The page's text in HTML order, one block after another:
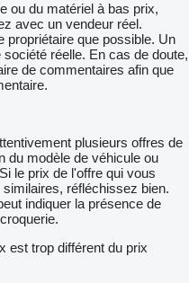
ou du matériel à bas prix,
avec un vendeur réel.
propriétaire que possible. Un
réelle. En cas de doute,
de commentaires afin que
plusieurs offres de
du modèle de véhicule ou
le prix de l'offre qui vous
réfléchissez bien.
indiquer la présence de
est trop différent du prix